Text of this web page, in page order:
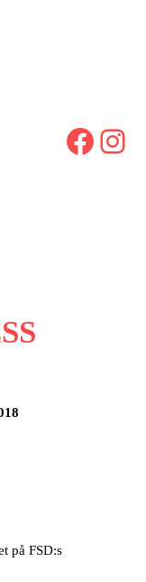
Facebook Instagram
på FSD:s